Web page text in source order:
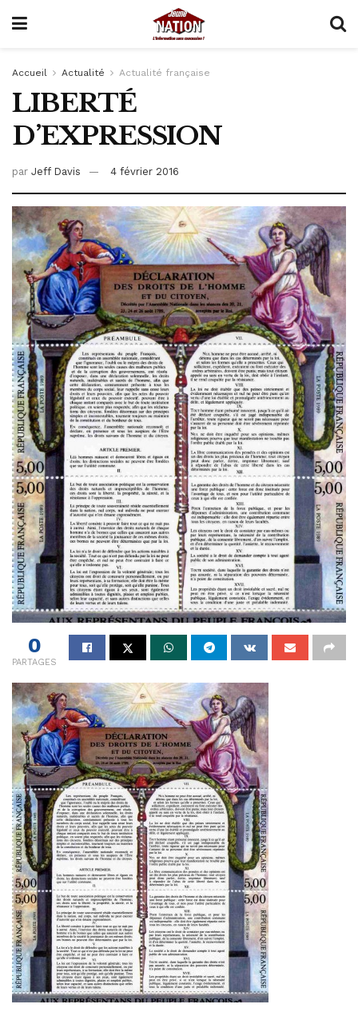
Accueil Actualité Actualité française
LIBERTÉ
D’EXPRESSION
par Jeff Davis 4 février 2016
0
PARTAGES